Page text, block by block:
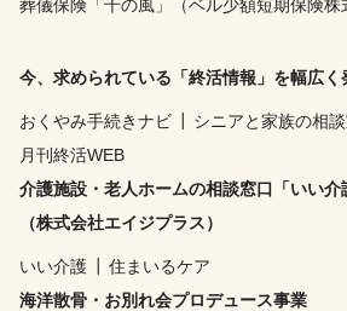
葬儀保険「千の風」（ベル少額短期保険株
今、求められている「終活情報」を幅広く
おくやみ手続きナビ
シニアと家族の相
月刊終活WEB
介護施設・老人ホームの相談窓口「いい介
（株式会社エイジプラス）
いい介護
住まいるケア
海洋散骨・お別れ会プロデュース事業